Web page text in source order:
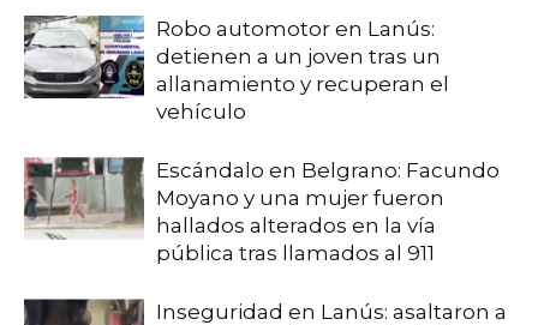
Robo automotor en Lanús:
detienen a un joven tras un
allanamiento y recuperan el
vehículo
Escándalo en Belgrano: Facundo
Moyano y una mujer fueron
hallados alterados en la vía
pública tras llamados al 911
Inseguridad en Lanús: asaltaron a